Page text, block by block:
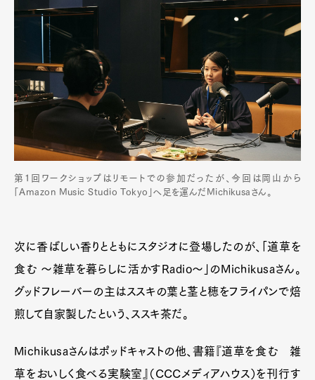
第1回ワークショップはリモートでの参加だったが、今回は岡山から
「Amazon Music Studio Tokyo」へ足を運んだMichikusaさん。
次に香ばしい香りとともにスタジオに登場したのが、「道草を
食む 〜雑草を暮らしに活かすRadio〜」のMichikusaさん。
グッドフレーバーの主はススキの葉と茎と穂をフライパンで焙
煎して自家製したという、ススキ茶だ。
Michikusaさんはポッドキャストの他、書籍『道草を食む 雑
草をおいしく食べる実験室』（CCCメディアハウス）を刊行す